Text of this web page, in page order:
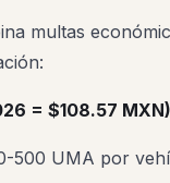
multas
= $108.57
500 UMA por